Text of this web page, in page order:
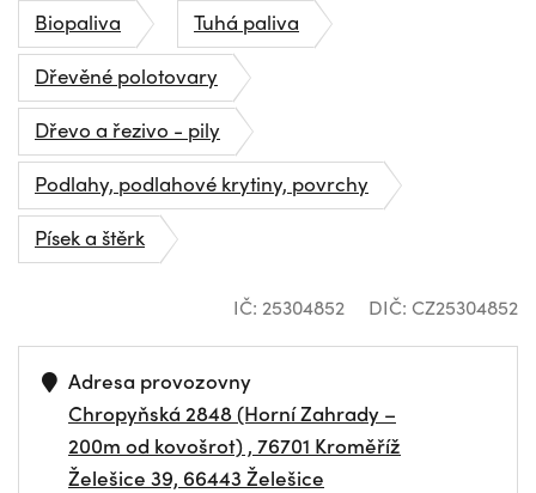
Biopaliva
Tuhá paliva
Dřevěné polotovary
Dřevo a řezivo - pily
Podlahy, podlahové krytiny, povrchy
Písek a štěrk
IČ: 25304852 DIČ: CZ25304852
Adresa provozovny
Chropyňská 2848 (Horní Zahrady –
200m od kovošrot) , 76701 Kroměříž
Želešice 39, 66443 Želešice